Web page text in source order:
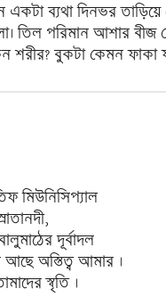
ব্যথা দিনভর তাড়িয়ে
তিল পরিমান আশার বীজ
শরীর? বুকটা কেমন ফাকা
মিউনিসিপ্যাল
দূর্বাদল
আছে অস্তিত্ব আমার ।
স্বৃতি ।